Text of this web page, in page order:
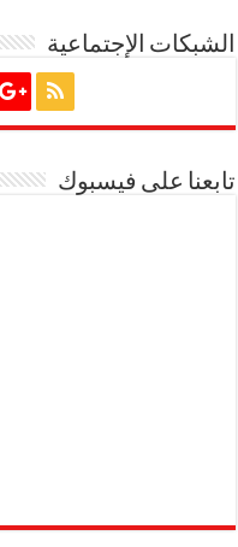
الشبكات الإجتماعية
تابعنا على فيسبوك